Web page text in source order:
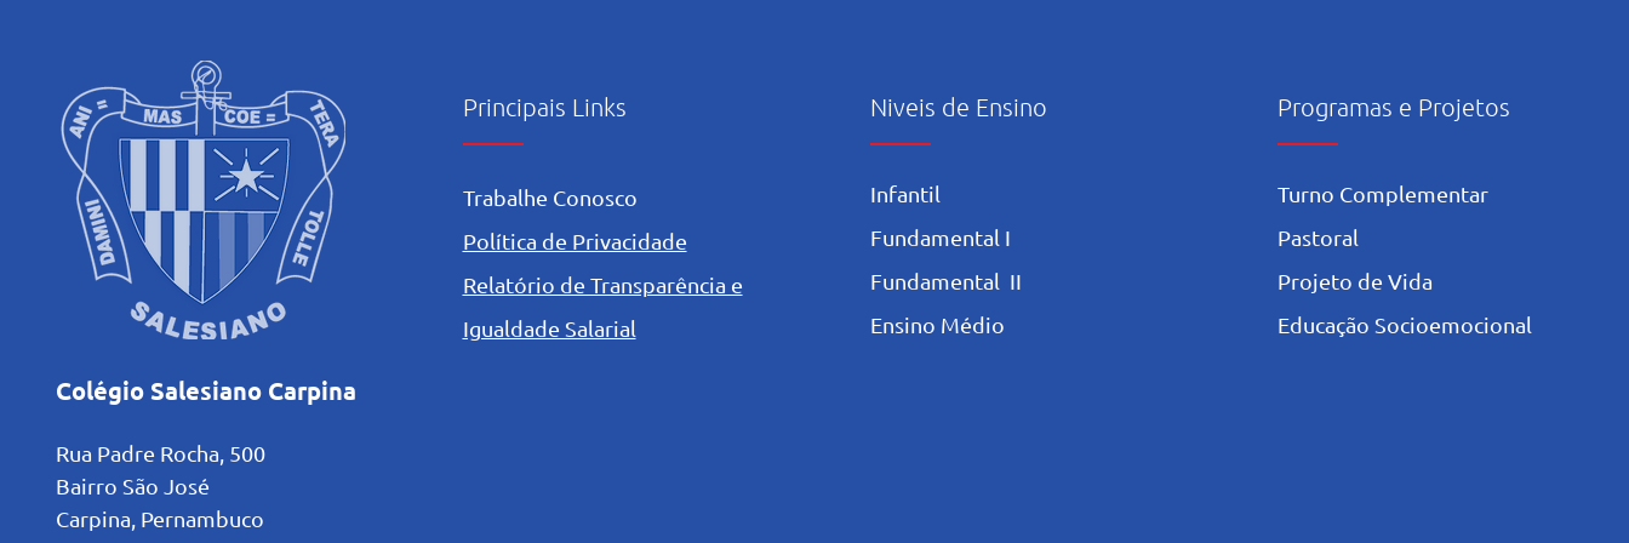
Colégio Salesiano Carpina
Rua Padre Rocha, 500
Bairro São José
Carpina, Pernambuco
Principais Links
Trabalhe Conosco
Política de Privacidade
Relatório de Transparência e
Igualdade Salarial
Niveis de Ensino
Infantil
Fundamental I
Fundamental II
Ensino Médio
Programas e Projetos
Turno Complementar
Pastoral
Projeto de Vida
Educação Socioemocional